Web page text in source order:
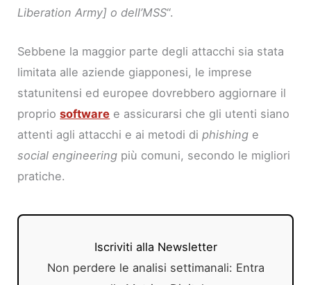
Liberation Army] o dell’MSS“.
Sebbene la maggior parte degli attacchi sia stata
limitata alle aziende giapponesi, le imprese
statunitensi ed europee dovrebbero aggiornare il
propriosoftware e assicurarsi che gli utenti siano
attenti agli attacchi e ai metodi diphishing e
social engineering più comuni, secondo le migliori
pratiche.
Iscriviti alla Newsletter
Non perdere le analisi settimanali: Entra